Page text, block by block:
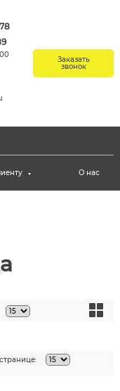
Заказать
звонок
О нас